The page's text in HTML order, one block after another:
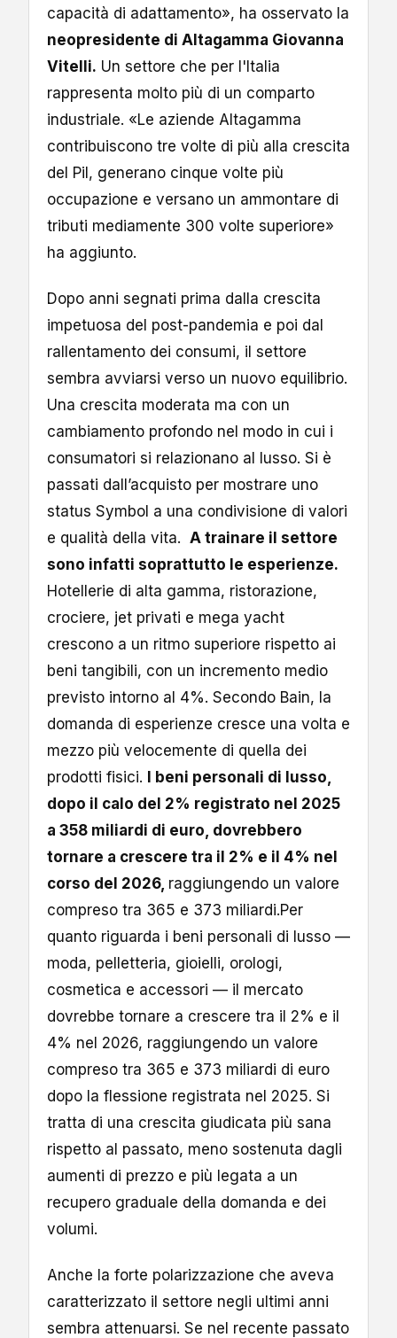
capacità di adattamento», ha osservato la
neopresidente di Altagamma Giovanna
Vitelli. Un settore che per l'Italia
rappresenta molto più di un comparto
industriale. «Le aziende Altagamma
contribuiscono tre volte di più alla crescita
del Pil, generano cinque volte più
occupazione e versano un ammontare di
tributi mediamente 300 volte superiore»
ha aggiunto.
Dopo anni segnati prima dalla crescita
impetuosa del post-pandemia e poi dal
rallentamento dei consumi, il settore
sembra avviarsi verso un nuovo equilibrio.
Una crescita moderata ma con un
cambiamento profondo nel modo in cui i
consumatori si relazionano al lusso. Si è
passati dall’acquisto per mostrare uno
status Symbol a una condivisione di valori
e qualità della vita. A trainare il settore
sono infatti soprattutto le esperienze.
Hotellerie di alta gamma, ristorazione,
crociere, jet privati e mega yacht
crescono a un ritmo superiore rispetto ai
beni tangibili, con un incremento medio
previsto intorno al 4%. Secondo Bain, la
domanda di esperienze cresce una volta e
mezzo più velocemente di quella dei
prodotti fisici. I beni personali di lusso,
dopo il calo del 2% registrato nel 2025
a 358 miliardi di euro, dovrebbero
tornare a crescere tra il 2% e il 4% nel
corso del 2026, raggiungendo un valore
compreso tra 365 e 373 miliardi.Per
quanto riguarda i beni personali di lusso —
moda, pelletteria, gioielli, orologi,
cosmetica e accessori — il mercato
dovrebbe tornare a crescere tra il 2% e il
4% nel 2026, raggiungendo un valore
compreso tra 365 e 373 miliardi di euro
dopo la flessione registrata nel 2025. Si
tratta di una crescita giudicata più sana
rispetto al passato, meno sostenuta dagli
aumenti di prezzo e più legata a un
recupero graduale della domanda e dei
volumi.
Anche la forte polarizzazione che aveva
caratterizzato il settore negli ultimi anni
sembra attenuarsi. Se nel recente passato